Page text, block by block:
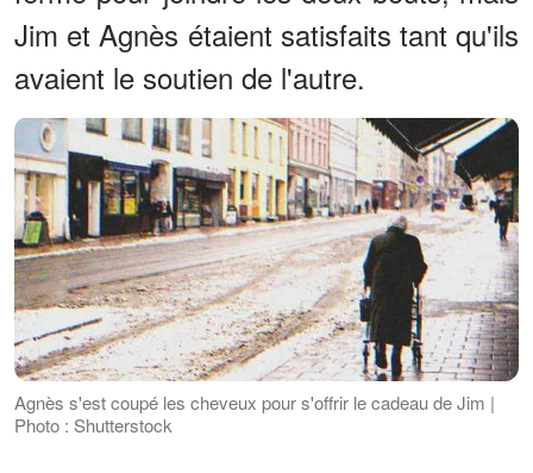
Jim et Agnès étaient satisfaits tant qu'ils
avaient le soutien de l'autre.
Agnès s'est coupé les cheveux pour s'offrir le cadeau de Jim |
Photo : Shutterstock